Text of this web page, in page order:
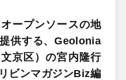
ープンソースの地
供する、Geolonia
京区）の宮内隆行
ビンマガジンBiz編